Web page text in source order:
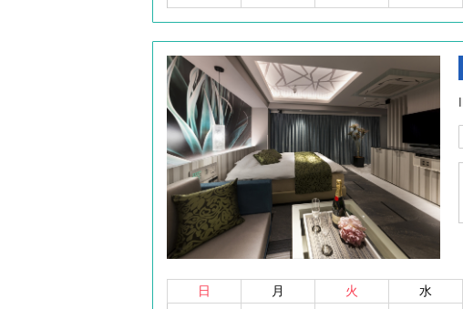
日 月 火 水